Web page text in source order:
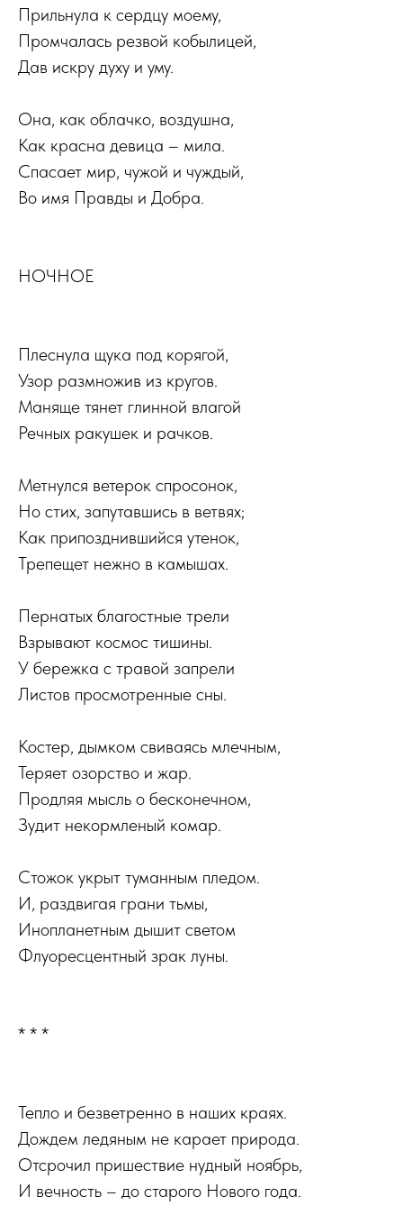
Прильнула к сердцу моему,
Промчалась резвой кобылицей,
Дав искру духу и уму.
Она, как облачко, воздушна,
Как красна девица – мила.
Спасает мир, чужой и чуждый,
Во имя Правды и Добра.
НОЧНОЕ
Плеснула щука под корягой,
Узор размножив из кругов.
Маняще тянет глинной влагой
Речных ракушек и рачков.
Метнулся ветерок спросонок,
Но стих, запутавшись в ветвях;
Как припозднившийся утенок,
Трепещет нежно в камышах.
Пернатых благостные трели
Взрывают космос тишины.
У бережка с травой запрели
Листов просмотренные сны.
Костер, дымком свиваясь млечным,
Теряет озорство и жар.
Продляя мысль о бесконечном,
Зудит некормленый комар.
Стожок укрыт туманным пледом.
И, раздвигая грани тьмы,
Инопланетным дышит светом
Флуоресцентный зрак луны.
* * *
Тепло и безветренно в наших краях.
Дождем ледяным не карает природа.
Отсрочил пришествие нудный ноябрь,
И вечность – до старого Нового года.